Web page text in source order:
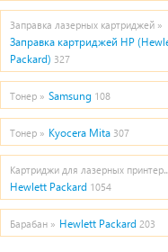
Заправка лазерных картриджей »
Заправка картриджей HP
Packard) 327
Тонер » Samsung 108
Тонер » Kyocera Mita 307
Картриджи для лазерных
Hewlett Packard 1054
Барабан » Hewlett Packard 203